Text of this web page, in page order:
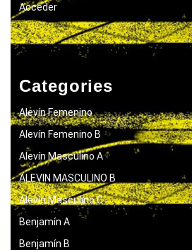
Acceder
Categories
Alevín Femenino
Alevín Femenino B
Alevín Masculino A
ALEVIN MASCULINO B
Alevín Masculino C
Benjamín A
Benjamín B